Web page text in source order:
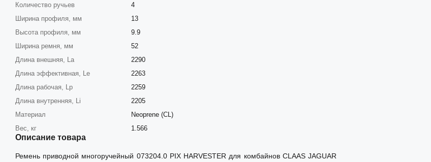
Количество ручьев
4
Ширина профиля, мм
13
Высота профиля, мм
9.9
Ширина ремня, мм
52
Длина внешняя, La
2290
Длина эффективная, Le
2263
Длина рабочая, Lp
2259
Длина внутренняя, Li
2205
Материал
Neoprene (CL)
Вес, кг
1.566
Описание товара
Ремень приводной многоручейный 073204.0 PIX HARVESTER для комбайнов CLAAS JAGUAR